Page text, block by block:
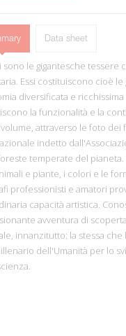
Data sheet
sono le gigantesche
Essi costituiscono cioè
diversificata e
la funzionalità e la
attraverso le foto dei
indetto
temperate del pianeta.
e piante, i colori e le
professionisti e amatori
capacità artistica.
avventura di
innanzitutto: la stessa
dell'Umanità per lo